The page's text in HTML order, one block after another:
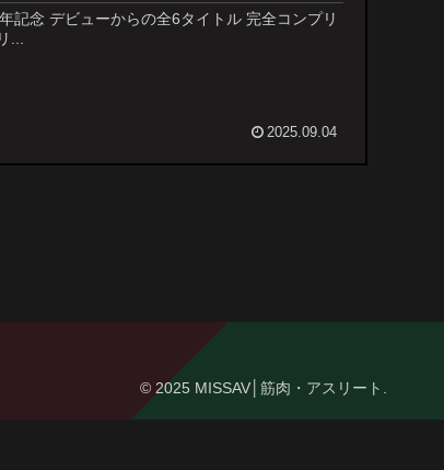
記念 デビューからの全6タイトル 完全コンプリ
...
2025.09.04
© 2025 MISSAV│筋肉・アスリート.